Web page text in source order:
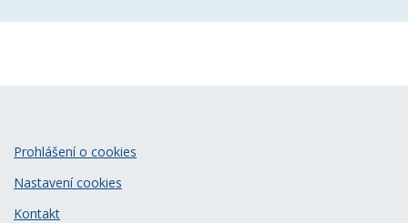
Prohlášení o cookies
Nastavení cookies
Kontakt